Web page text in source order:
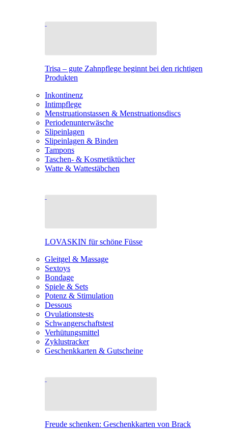
Trisa – gute Zahnpflege beginnt bei den richtigen
Produkten
Inkontinenz
Intimpflege
Menstruationstassen & Menstruationsdiscs
Periodenunterwäsche
Slipeinlagen
Slipeinlagen & Binden
Tampons
Taschen- & Kosmetiktücher
Watte & Wattestäbchen
LOVASKIN für schöne Füsse
Gleitgel & Massage
Sextoys
Bondage
Spiele & Sets
Potenz & Stimulation
Dessous
Ovulationstests
Schwangerschaftstest
Verhütungsmittel
Zyklustracker
Geschenkkarten & Gutscheine
Freude schenken: Geschenkkarten von Brack